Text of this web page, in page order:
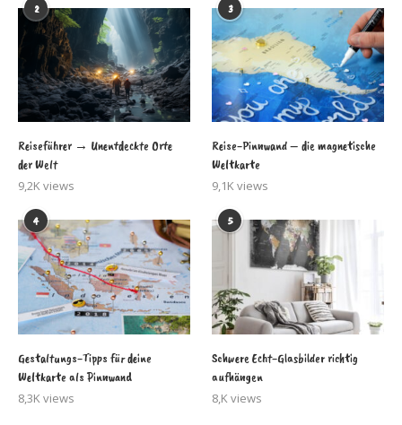
2
Reiseführer → Unentdeckte Orte
der Welt
9,2K views
3
Reise-Pinnwand – die magnetische
Weltkarte
9,1K views
4
Gestaltungs-Tipps für deine
Weltkarte als Pinnwand
8,3K views
5
Schwere Echt-Glasbilder richtig
aufhängen
8,K views